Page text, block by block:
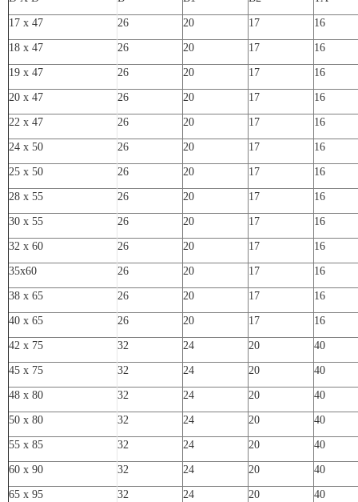
17 x 47 26 20 17 16
18 x 47 26 20 17 16
19 x 47 26 20 17 16
20 x 47 26 20 17 16
22 x 47 26 20 17 16
24 x 50 26 20 17 16
25 x 50 26 20 17 16
28 x 55 26 20 17 16
30 x 55 26 20 17 16
32 x 60 26 20 17 16
35x60 26 20 17 16
38 x 65 26 20 17 16
40 x 65 26 20 17 16
42 x 75 32 24 20 40
45 x 75 32 24 20 40
48 x 80 32 24 20 40
50 x 80 32 24 20 40
55 x 85 32 24 20 40
60 x 90 32 24 20 40
65 x 95 32 24 20 40